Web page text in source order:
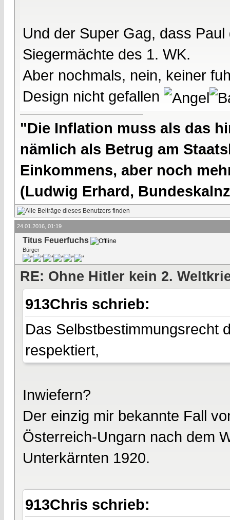
Und der Super Gag, dass
Siegermächte des 1. WK.
Aber nochmals, nein, keiner
Design nicht gefallen
"Die Inflation muss als das
nämlich als Betrug am
Einkommens, aber noch
(Ludwig Erhard,
24.01.2016, 01:19
Titus Feuerfuchs
Bürger
RE: Ohne Hitler kein 2.
913Chris schrieb:
Das Selbstbestimmungsrecht
respektiert,
Inwiefern?
Der einzig mir bekannte Fall
Österreich-Ungarn nach dem
Unterkärnten 1920.
913Chris schrieb: